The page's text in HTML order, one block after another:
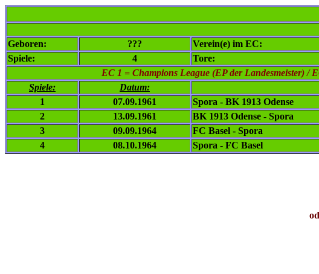
Geboren:
??? Verein(e) im EC:
Spiele:
4 Tore:
EC 1 = Champions League (EP der Landesmeister)
Spiele:
Datum:
1
07.09.1961 Spora - BK 1913 Odense
2
13.09.1961 BK 1913 Odense - Spora
3
09.09.1964 FC Basel - Spora
4
08.10.1964 Spora - FC Basel